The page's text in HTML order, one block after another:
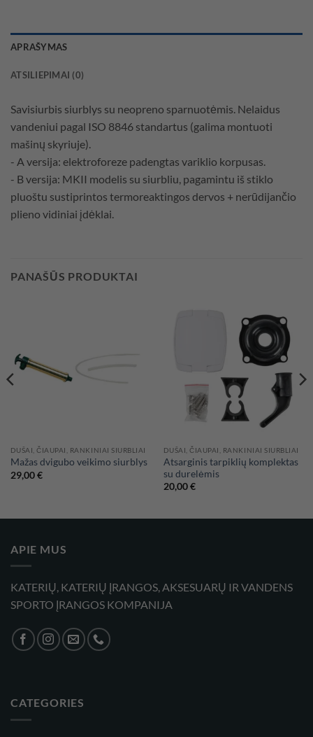
APRAŠYMAS
ATSILIEPIMAI (0)
Savisiurbis siurblys su neopreno sparnuotėmis. Nelaidus
vandeniui pagal ISO 8846 standartus (galima montuoti
mašinų skyriuje).
- A versija: elektroforeze padengtas variklio korpusas.
- B versija: MKII modelis su siurbliu, pagamintu iš stiklo
pluoštu sustiprintos termoreaktingos dervos + nerūdijančio
plieno vidiniai įdėklai.
PANAŠŪS PRODUKTAI
DUŠAI, ČIAUPAI, RANKINIAI SIURBLIAI
Mažas dvigubo veikimo siurblys
29,00€
DUŠAI, ČIAUPAI, RANKINIAI SIURBLIAI
Atsarginis tarpiklių komplektas
su durelėmis
20,00€
APIE MUS
KATERIŲ, KATERIŲ ĮRANGOS, AKSESUARŲ IR VANDENS
SPORTO ĮRANGOS KOMPANIJA
CATEGORIES